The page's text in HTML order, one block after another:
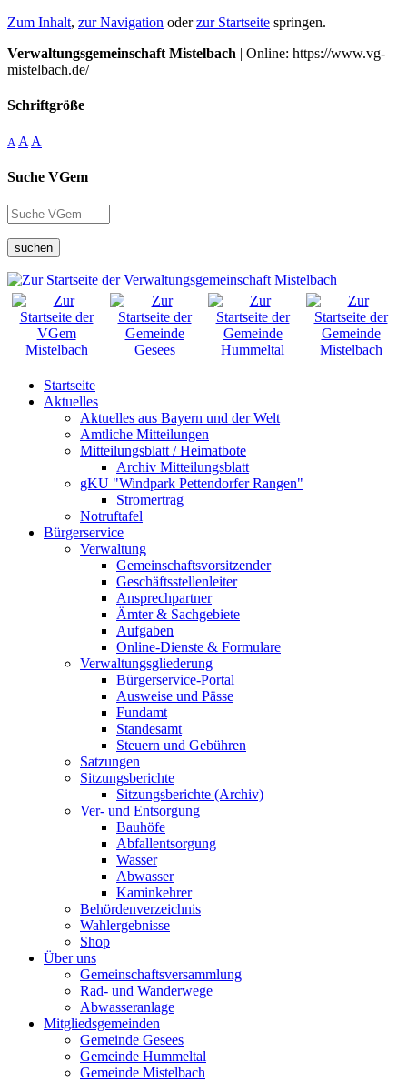
Zum Inhalt, zur Navigation oderzur Startseite springen.
Verwaltungsgemeinschaft Mistelbach | Online: https://www.vg-
mistelbach.de/
Schriftgröße
A A A
Suche VGem
suchen
Startseite
Aktuelles
Aktuelles aus Bayern und der Welt
Amtliche Mitteilungen
Mitteilungsblatt / Heimatbote
Archiv Mitteilungsblatt
gKU "Windpark Pettendorfer Rangen"
Stromertrag
Notruftafel
Bürgerservice
Verwaltung
Gemeinschaftsvorsitzender
Geschäftsstellenleiter
Ansprechpartner
Ämter & Sachgebiete
Aufgaben
Online-Dienste & Formulare
Verwaltungsgliederung
Bürgerservice-Portal
Ausweise und Pässe
Fundamt
Standesamt
Steuern und Gebühren
Satzungen
Sitzungsberichte
Sitzungsberichte (Archiv)
Ver- und Entsorgung
Bauhöfe
Abfallentsorgung
Wasser
Abwasser
Kaminkehrer
Behördenverzeichnis
Wahlergebnisse
Shop
Über uns
Gemeinschaftsversammlung
Rad- und Wanderwege
Abwasseranlage
Mitgliedsgemeinden
Gemeinde Gesees
Gemeinde Hummeltal
Gemeinde Mistelbach